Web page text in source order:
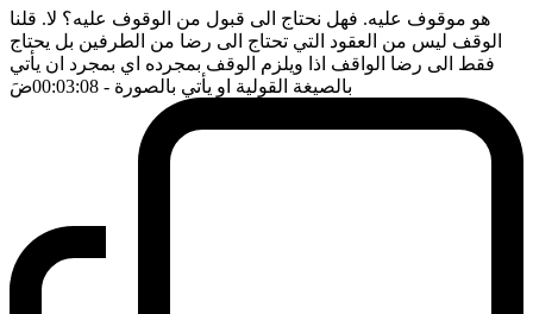
هو موقوف عليه. فهل نحتاج الى قبول من الوقوف عليه؟ لا. قلنا
الوقف ليس من العقود التي تحتاج الى رضا من الطرفين بل يحتاج
فقط الى رضا الواقف اذا ويلزم الوقف بمجرده اي بمجرد ان يأتي
بالصيغة القولية او يأتي بالصورة - 00:03:08 ضَ